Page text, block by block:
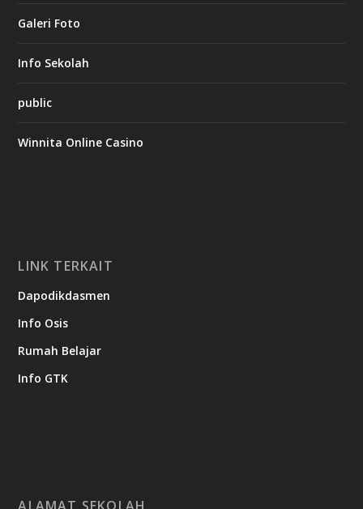
Galeri Foto
Info Sekolah
public
Winnita Online Casino
LINK TERKAIT
Dapodikdasmen
Info Osis
Rumah Belajar
Info GTK
ALAMAT SEKOLAH